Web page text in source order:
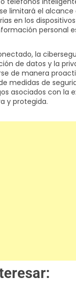
limitará el
en los
personal
la
de datos y la
de manera
medidas de
asociados con la
y protegida.